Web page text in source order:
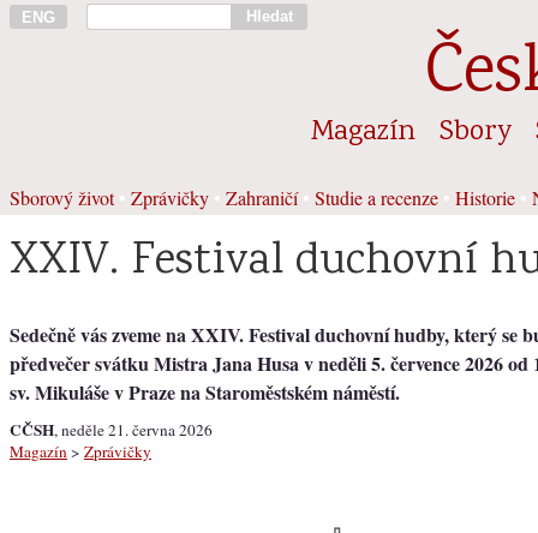
ENG Hledat
Magazín Sbory
Sborový život• Zprávičky Zahraničí• Studie a recenze Historie
XXIV. Festival duchovní
Sedečně vás zveme na XXI​V. Festival duchovní hudby, který se
předvečer svátku Mistra Jana Husa v ​neděli 5. července 202​6 od
sv. Mikuláše v Praze na Staroměstském náměstí.
CČSH, neděle 21. června 2026
Magazín > Zprávičky